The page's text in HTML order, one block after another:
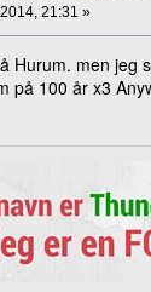
21:31 »
Hurum. men jeg
på 100 år x3